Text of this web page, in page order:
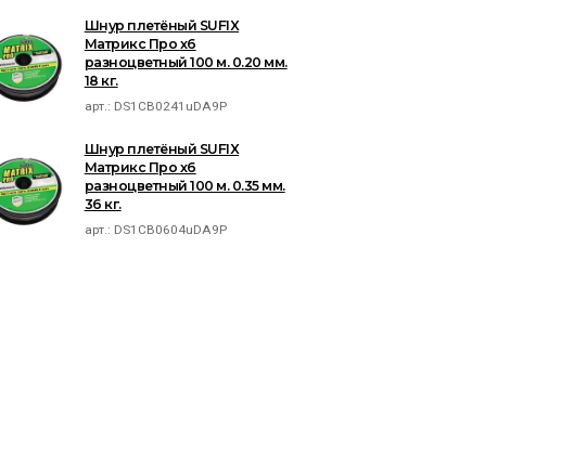
Шнур плетёный SUFIX
Матрикс Про x6
разноцветный 100 м. 0.20 мм.
18 кг.
арт.: DS1CB0241uDA9P
Шнур плетёный SUFIX
Матрикс Про x6
разноцветный 100 м. 0.35 мм.
36 кг.
арт.: DS1CB0604uDA9P